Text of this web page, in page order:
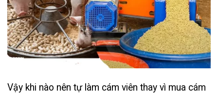
Vậy khi nào nên tự làm cám viên thay vì mua cám